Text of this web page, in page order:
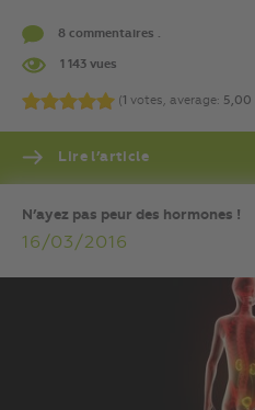
8 commentaires .
1 143 vues
(1 votes, average: 5,00
Lire l’article
N’ayez pas peur des hormones !
16/03/2016